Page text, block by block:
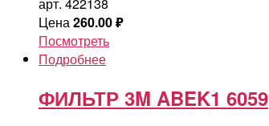
Цена260.00₽
Посмотреть
Подробнее
ФИЛЬТР 3M ABEK1 6059